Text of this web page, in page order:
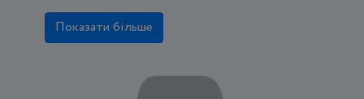
Показати більше